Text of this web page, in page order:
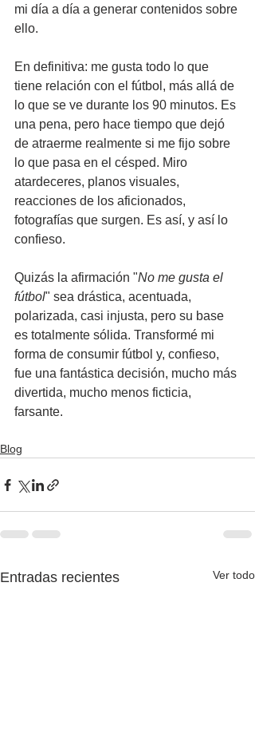
mi día a día a generar contenidos sobre
ello.
En definitiva: me gusta todo lo que
tiene relación con el fútbol, más allá de
lo que se ve durante los 90 minutos. Es
una pena, pero hace tiempo que dejó
de atraerme realmente si me fijo sobre
lo que pasa en el césped. Miro
atardeceres, planos visuales,
reacciones de los aficionados,
fotografías que surgen. Es así, y así lo
confieso.
Quizás la afirmación "No me gusta el
fútbol" sea drástica, acentuada,
polarizada, casi injusta, pero su base
es totalmente sólida. Transformé mi
forma de consumir fútbol y, confieso,
fue una fantástica decisión, mucho más
divertida, mucho menos ficticia,
farsante.
Blog
Entradas recientes Ver todo